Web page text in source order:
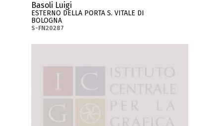
Basoli Luigi
ESTERNO DELLA PORTA S. VITALE DI
BOLOGNA
S-FN20287